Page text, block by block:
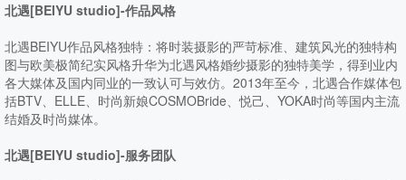
北遇[BEIYU studio]-作品风格
北遇BEIYU作品风格独特：将时装摄影的严苛标准、建筑风光的独特构
图与欧美极简纪实风格升华为北遇风格婚纱摄影的独特美学，得到业内
各大媒体及国内同业的一致认可与效仿。2013年至今，北遇合作媒体包
括BTV、ELLE、时尚新娘COSMOBride、悦己、YOKA时尚等国内主流
结婚及时尚媒体。
北遇[BEIYU studio]-服务团队